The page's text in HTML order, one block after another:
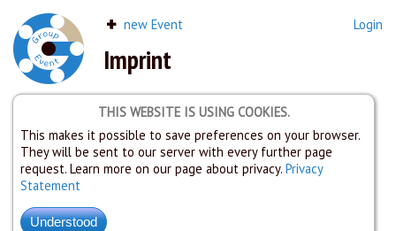
new Event Login
Imprint
THIS WEBSITE IS USING COOKIES.
This makes it possible to save preferences on your browser.
They will be sent to our server with every further page
request. Learn more on our page about privacy. Privacy
Statement